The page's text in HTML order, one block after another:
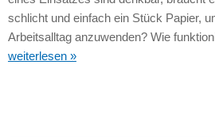
schlicht und einfach ein Stück Papier,
Arbeitsalltag anzuwenden? Wie
weiterlesen »